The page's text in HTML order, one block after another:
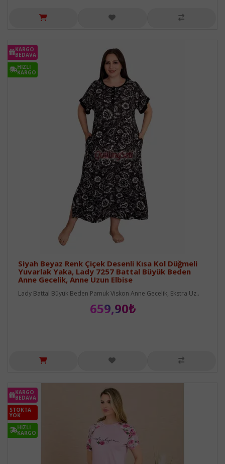
KARGO
BEDAVA
HIZLI
KARGO
Siyah Beyaz Renk Çiçek Desenli Kısa Kol Düğmeli
Yuvarlak Yaka, Lady 7257 Battal Büyük Beden
Anne Gecelik, Anne Uzun Elbise
Lady Battal Büyük Beden Pamuk Viskon Anne Gecelik, Ekstra Uz..
659,90₺
KARGO
BEDAVA
STOKTA
YOK
HIZLI
KARGO